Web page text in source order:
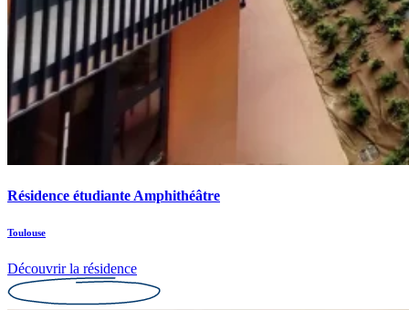
Résidence étudiante Amphithéâtre
Toulouse
Découvrir la résidence